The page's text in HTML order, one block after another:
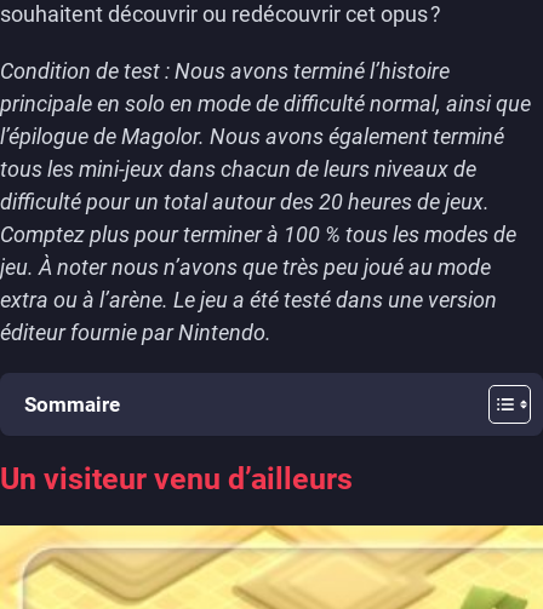
souhaitent découvrir ou redécouvrir cet opus ?
Condition de test : Nous avons terminé l’histoire
principale en solo en mode de difficulté normal, ainsi que
l’épilogue de Magolor. Nous avons également terminé
tous les mini-jeux dans chacun de leurs niveaux de
difficulté pour un total autour des 20 heures de jeux.
Comptez plus pour terminer à 100 % tous les modes de
jeu. À noter nous n’avons que très peu joué au mode
extra ou à l’arène. Le jeu a été testé dans une version
éditeur fournie par Nintendo.
Sommaire
Un visiteur venu d’ailleurs